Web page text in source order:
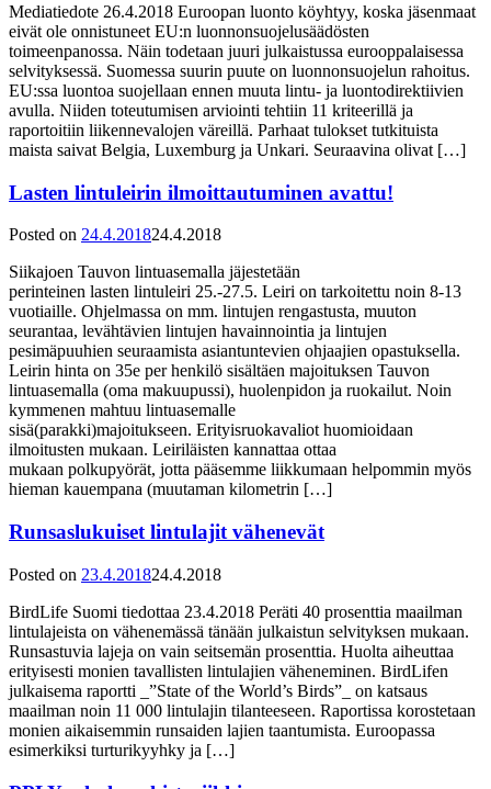
Mediatiedote 26.4.2018 Euroopan luonto köyhtyy, koska jäsenmaat
eivät ole onnistuneet EU:n luonnonsuojelusäädösten
toimeenpanossa. Näin todetaan juuri julkaistussa eurooppalaisessa
selvityksessä. Suomessa suurin puute on luonnonsuojelun rahoitus.
EU:ssa luontoa suojellaan ennen muuta lintu- ja luontodirektiivien
avulla. Niiden toteutumisen arviointi tehtiin 11 kriteerillä ja
raportoitiin liikennevalojen väreillä. Parhaat tulokset tutkituista
maista saivat Belgia, Luxemburg ja Unkari. Seuraavina olivat […]
Lasten lintuleirin ilmoittautuminen avattu!
Posted on 24.4.201824.4.2018
Siikajoen Tauvon lintuasemalla jäjestetään
perinteinen lasten lintuleiri 25.-27.5. Leiri on tarkoitettu noin 8-13
vuotiaille. Ohjelmassa on mm. lintujen rengastusta, muuton
seurantaa, levähtävien lintujen havainnointia ja lintujen
pesimäpuuhien seuraamista asiantuntevien ohjaajien opastuksella.
Leirin hinta on 35e per henkilö sisältäen majoituksen Tauvon
lintuasemalla (oma makuupussi), huolenpidon ja ruokailut. Noin
kymmenen mahtuu lintuasemalle
sisä(parakki)majoitukseen. Erityisruokavaliot huomioidaan
ilmoitusten mukaan. Leiriläisten kannattaa ottaa
mukaan polkupyörät, jotta pääsemme liikkumaan helpommin myös
hieman kauempana (muutaman kilometrin […]
Runsaslukuiset lintulajit vähenevät
Posted on 23.4.201824.4.2018
BirdLife Suomi tiedottaa 23.4.2018 Peräti 40 prosenttia maailman
lintulajeista on vähenemässä tänään julkaistun selvityksen mukaan.
Runsastuvia lajeja on vain seitsemän prosenttia. Huolta aiheuttaa
erityisesti monien tavallisten lintulajien väheneminen. BirdLifen
julkaisema raportti _”State of the World’s Birds”_ on katsaus
maailman noin 11 000 lintulajin tilanteeseen. Raportissa korostetaan
monien aikaisemmin runsaiden lajien taantumista. Euroopassa
esimerkiksi turturikyyhky ja […]